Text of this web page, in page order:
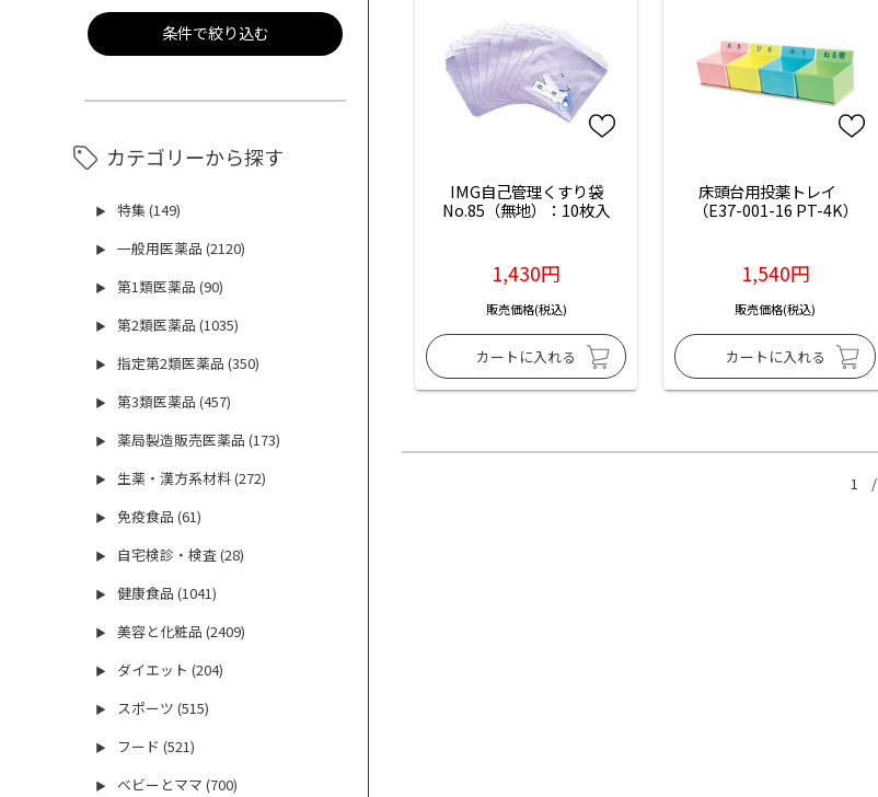
条件で絞り込む
カテゴリーから探す
▶ 特集 (149)
▶ 一般用医薬品 (2120)
▶ 第1類医薬品 (90)
▶ 第2類医薬品 (1035)
▶ 指定第2類医薬品 (350)
▶ 第3類医薬品 (457)
▶ 薬局製造販売医薬品 (173)
▶ 生薬・漢方系材料 (272)
▶ 免疫食品 (61)
▶ 自宅検診・検査 (28)
▶ 健康食品 (1041)
▶ 美容と化粧品 (2409)
▶ ダイエット (204)
▶ スポーツ (515)
▶ フード (521)
▶ ベビーとママ (700)
IMG自己管理くすり袋
No.85（無地）：10枚入
1,430円
販売価格(税込)
床頭台用投薬トレイ
（E37-001-16 PT-4K）
1,540円
販売価格(税込)
1 /